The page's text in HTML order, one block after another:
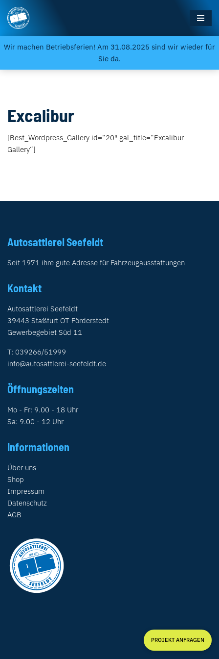
Wir machen Betriebsferien! Am 31.08.2025 sind wir wieder für
Sie da.
Zum
Inhalt
springen
Excalibur
[Best_Wordpress_Gallery id=“20″ gal_title=“Excalibur
Gallery“]
Autosattlerei Seefeldt
Seit 1971 ihre gute Adresse für Fahrzeugausstattungen
Kontakt
Autosattlerei Seefeldt
39443 Staßfurt OT Förderstedt
Gewerbegebiet Süd 11
T: 039266/51999
info@autosattlerei-seefeldt.de
Öffnungszeiten
Mo - Fr: 9.00 - 18 Uhr
Sa: 9.00 - 12 Uhr
Informationen
Über uns
Shop
Impressum
Datenschutz
AGB
PROJEKT ANFRAGEN